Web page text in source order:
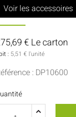
Et Condiments
Et Serviettes
Et Bouteilles
Pâtisserie
Voir les accessoires
€ Le carton
: 5,51 € l'unité
: DP10600